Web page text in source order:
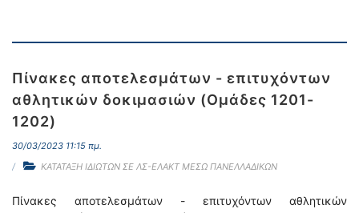
Πίνακες αποτελεσμάτων - επιτυχόντων
αθλητικών δοκιμασιών (Ομάδες 1201-
1202)
30/03/2023 11:15 πμ.
ΚΑΤΑΤΑΞΗ ΙΔΙΩΤΩΝ ΣΕ ΛΣ-ΕΛΑΚΤ ΜΕΣΩ ΠΑΝΕΛΛΑΔΙΚΩΝ
Πίνακες αποτελεσμάτων - επιτυχόντων αθλητικών